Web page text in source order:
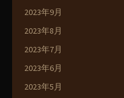
2023年9月
2023年8月
2023年7月
2023年6月
2023年5月